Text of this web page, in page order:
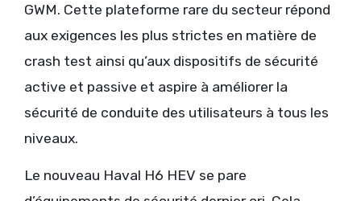
GWM. Cette plateforme rare du secteur répond
aux exigences les plus strictes en matière de
crash test ainsi qu’aux dispositifs de sécurité
active et passive et aspire à améliorer la
sécurité de conduite des utilisateurs à tous les
niveaux.
Le nouveau Haval H6 HEV se pare